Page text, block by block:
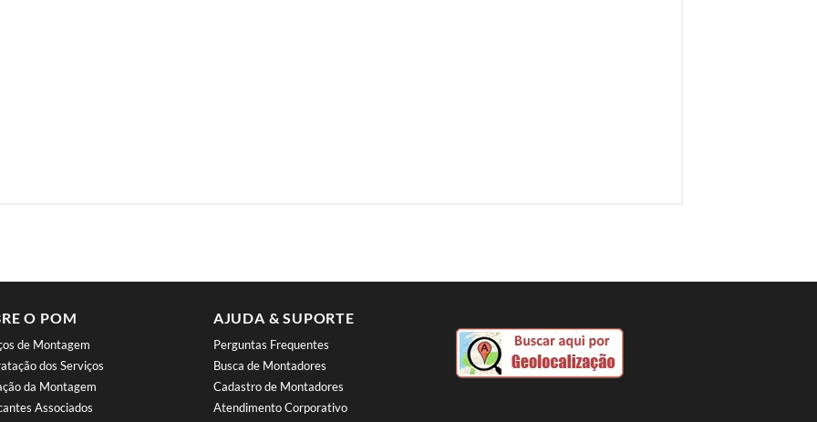
O POM
de Montagem
dos Serviços
da Montagem
Associados
AJUDA & SUPORTE
Perguntas Frequentes
Busca de Montadores
Cadastro de Montadores
Atendimento Corporativo